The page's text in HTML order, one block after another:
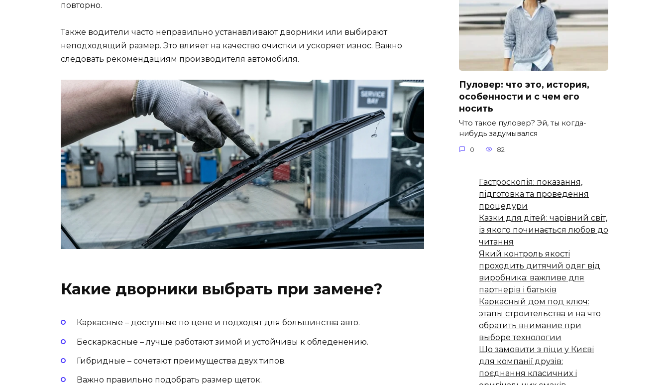
повторно.
Также водители часто неправильно устанавливают дворники или выбирают
неподходящий размер. Это влияет на качество очистки и ускоряет износ. Важно
следовать рекомендациям производителя автомобиля.
Какие дворники выбрать при замене?
Каркасные – доступные по цене и подходят для большинства авто.
Бескаркасные – лучше работают зимой и устойчивы к обледенению.
Гибридные – сочетают преимущества двух типов.
Важно правильно подобрать размер щеток.
Пуловер: что это, история,
особенности и с чем его
носить
Что такое пуловер? Эй, ты когда-
нибудь задумывался
0 82
Гастроскопія: показання,
підготовка та проведення
процедури
Казки для дітей: чарівний світ,
із якого починається любов до
читання
Який контроль якості
проходить дитячий одяг від
виробника: важливе для
партнерів і батьків
Каркасный дом под ключ:
этапы строительства и на что
обратить внимание при
выборе технологии
Що замовити з піци у Києві
для компанії друзів:
поєднання класичних і